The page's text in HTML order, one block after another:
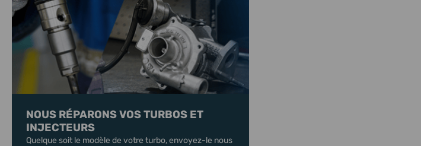
NOUS RÉPARONS VOS TURBOS ET
INJECTEURS
Quelque soit le modèle de votre turbo, envoyez-le nous